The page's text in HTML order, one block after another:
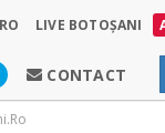
LIVE BOTOȘANI
CONTACT